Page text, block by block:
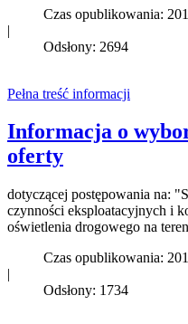
Czas opublikowania:
|
Odsłony: 2694
Pełna treść informacji
Informacja o
oferty
dotyczącej postępowania na:
czynności eksploatacyjnych i
oświetlenia drogowego na
Czas opublikowania:
|
Odsłony: 1734